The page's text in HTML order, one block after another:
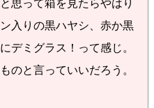
思って箱を見たらやはり
入りの黒ハヤシ、赤か黒
デミグラス！って感じ。
のと言っていいだろう。